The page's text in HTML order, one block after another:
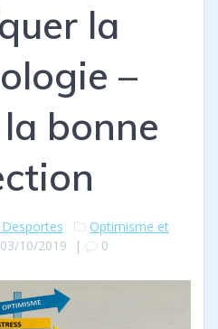
la
–
bonne
Optimisme et
03/10/2019 | 0